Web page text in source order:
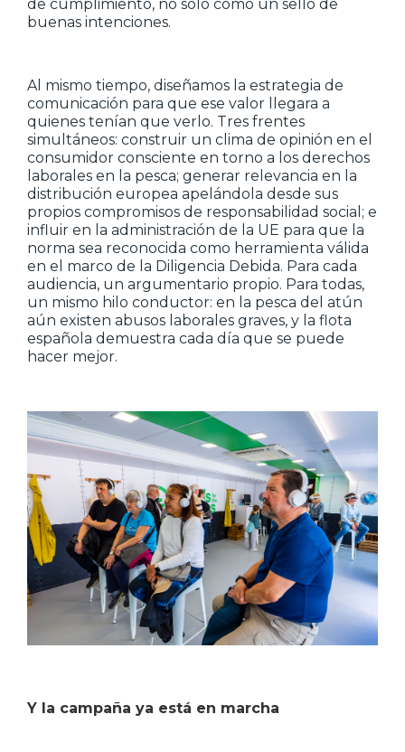
de cumplimiento, no sólo como un sello de
buenas intenciones.
Al mismo tiempo, diseñamos la estrategia de
comunicación para que ese valor llegara a
quienes tenían que verlo. Tres frentes
simultáneos: construir un clima de opinión en el
consumidor consciente en torno a los derechos
laborales en la pesca; generar relevancia en la
distribución europea apelándola desde sus
propios compromisos de responsabilidad social; e
influir en la administración de la UE para que la
norma sea reconocida como herramienta válida
en el marco de la Diligencia Debida. Para cada
audiencia, un argumentario propio. Para todas,
un mismo hilo conductor: en la pesca del atún
aún existen abusos laborales graves, y la flota
española demuestra cada día que se puede
hacer mejor.
Y la campaña ya está en marcha